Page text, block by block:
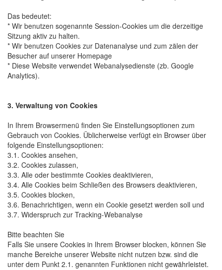
Das bedeutet:
* Wir benutzen sogenannte Session-Cookies um die derzeitige
Sitzung aktiv zu halten.
* Wir benutzen Cookies zur Datenanalyse und zum zälen der
Besucher auf unserer Homepage
* Diese Website verwendet Webanalysedienste (zb. Google
Analytics).
3. Verwaltung von Cookies
In Ihrem Browsermenü finden Sie Einstellungsoptionen zum
Gebrauch von Cookies. Üblicherweise verfügt ein Browser über
folgende Einstellungsoptionen:
3.1. Cookies ansehen,
3.2. Cookies zulassen,
3.3. Alle oder bestimmte Cookies deaktivieren,
3.4. Alle Cookies beim Schließen des Browsers deaktivieren,
3.5. Cookies blocken,
3.6. Benachrichtigen, wenn ein Cookie gesetzt werden soll und
3.7. Widerspruch zur Tracking-Webanalyse
Bitte beachten Sie
Falls Sie unsere Cookies in Ihrem Browser blocken, können Sie
manche Bereiche unserer Website nicht nutzen bzw. sind die
unter dem Punkt 2.1. genannten Funktionen nicht gewährleistet.